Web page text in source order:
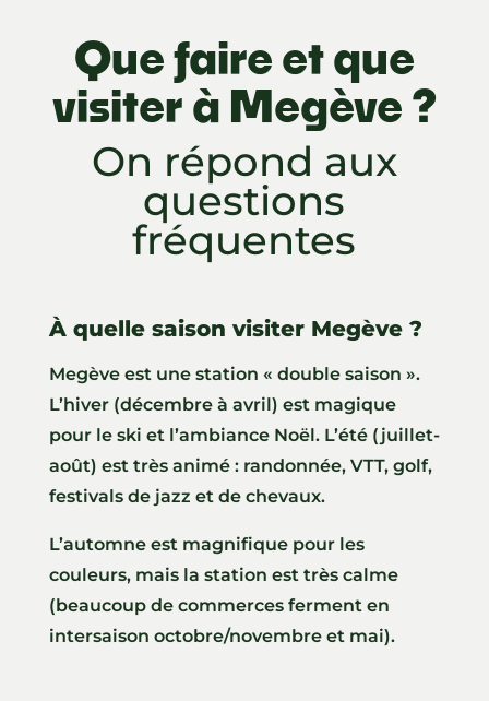
Que faire et que
visiter à Megève ?
On répond aux
questions
fréquentes
À quelle saison visiter Megève ?
Megève est une station « double saison ».
L’hiver (décembre à avril) est magique
pour le ski et l’ambiance Noël. L’été (juillet-
août) est très animé : randonnée, VTT, golf,
festivals de jazz et de chevaux.
L’automne est magnifique pour les
couleurs, mais la station est très calme
(beaucoup de commerces ferment en
intersaison octobre/novembre et mai).